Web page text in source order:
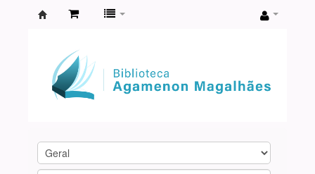
Agamenon
Magalhães